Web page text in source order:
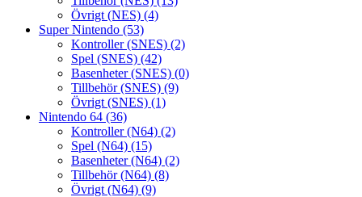
Övrigt (NES) (4)
Super Nintendo (53)
Kontroller (SNES) (2)
Spel (SNES) (42)
Basenheter (SNES) (0)
Tillbehör (SNES) (9)
Övrigt (SNES) (1)
Nintendo 64 (36)
Kontroller (N64) (2)
Spel (N64) (15)
Basenheter (N64) (2)
Tillbehör (N64) (8)
Övrigt (N64) (9)